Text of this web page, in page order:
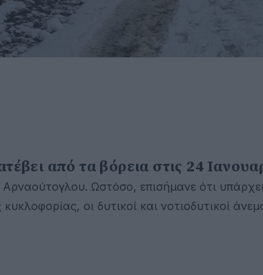
από τα βόρεια στις 24
Ωστόσο, επισήμανε ότι
οι δυτικοί και νοτιοδυτικοί